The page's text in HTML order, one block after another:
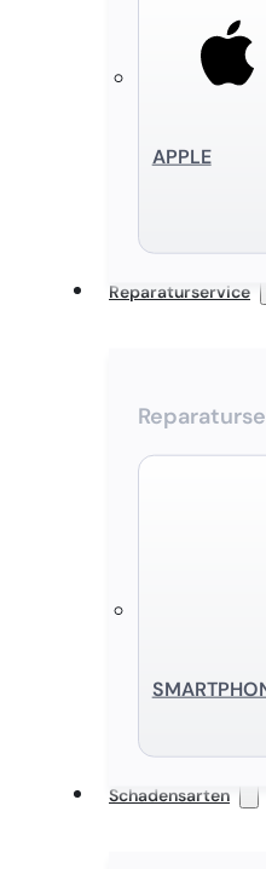
APPLE
Reparaturservice
Schadensarten